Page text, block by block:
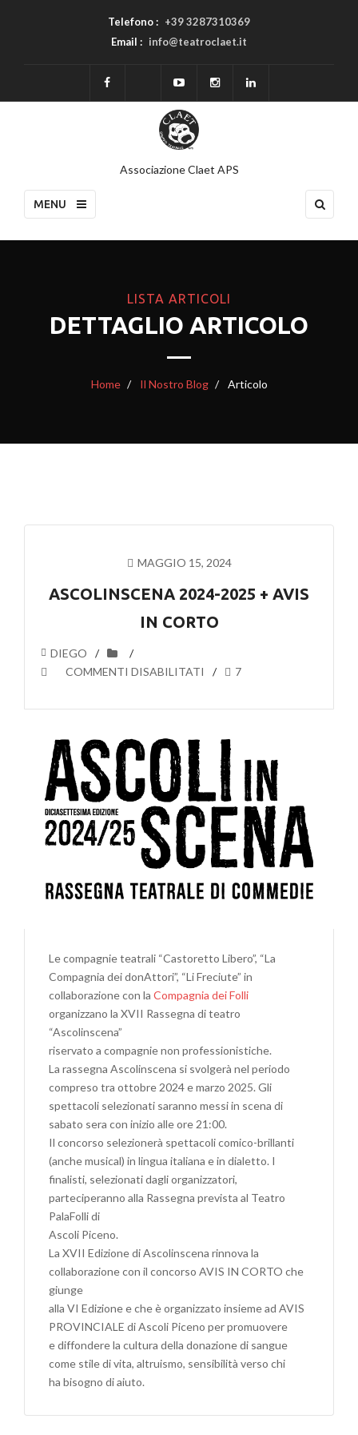
Telefono : +39 3287310369
Email : info@teatroclaet.it
Associazione Claet APS
MENU
LISTA ARTICOLI
DETTAGLIO ARTICOLO
Home Il Nostro Blog Articolo
MAGGIO 15, 2024
ASCOLINSCENA 2024-2025 + AVIS
IN CORTO
DIEGO
COMMENTI DISABILITATI
SU
2024-
+
AVIS
IN
CORTO
7
Le compagnie teatrali “Castoretto Libero”, “La
Compagnia dei donAttori”, “Li Freciute” in
collaborazione con la Compagnia dei Folli
organizzano la XVII Rassegna di teatro
“Ascolinscena”
riservato a compagnie non professionistiche.
La rassegna Ascolinscena si svolgerà nel periodo
compreso tra ottobre 2024 e marzo 2025. Gli
spettacoli selezionati saranno messi in scena di
sabato sera con inizio alle ore 21:00.
Il concorso selezionerà spettacoli comico-brillanti
(anche musical) in lingua italiana e in dialetto. I
finalisti, selezionati dagli organizzatori,
parteciperanno alla Rassegna prevista al Teatro
PalaFolli di
Ascoli Piceno.
La XVII Edizione di Ascolinscena rinnova la
collaborazione con il concorso AVIS IN CORTO che
giunge
alla VI Edizione e che è organizzato insieme ad AVIS
PROVINCIALE di Ascoli Piceno per promuovere
e diffondere la cultura della donazione di sangue
come stile di vita, altruismo, sensibilità verso chi
ha bisogno di aiuto.